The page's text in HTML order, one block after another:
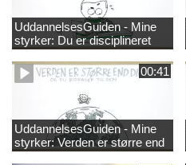
UddannelsesGuiden - Mine
styrker: Du er disciplineret
00:41
UddannelsesGuiden - Mine
styrker: Verden er større end
dig og du bidrager til den